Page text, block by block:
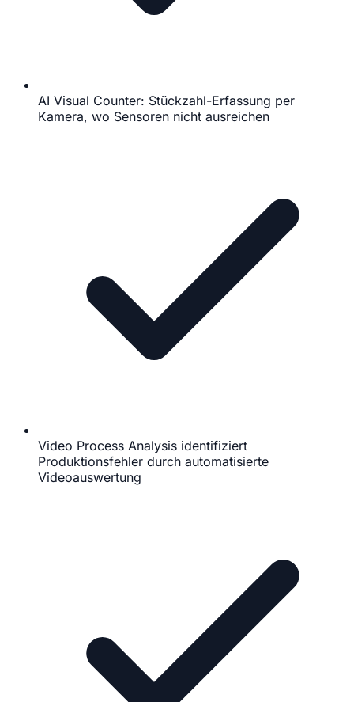
AI Visual Counter: Stückzahl-Erfassung per
Kamera, wo Sensoren nicht ausreichen
Video Process Analysis identifiziert
Produktionsfehler durch automatisierte
Videoauswertung